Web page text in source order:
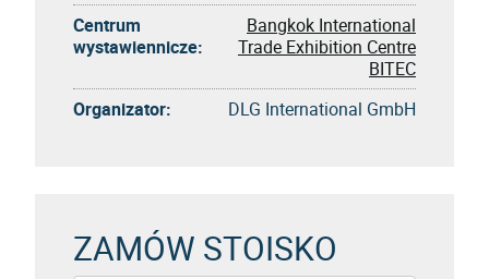
Centrum
wystawiennicze:
Bangkok International
Trade Exhibition Centre
BITEC
Organizator:
DLG International GmbH
ZAMÓW STOISKO